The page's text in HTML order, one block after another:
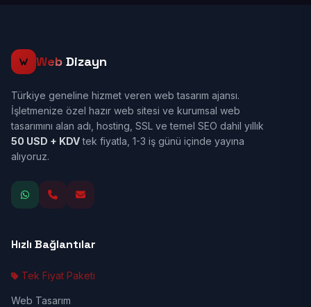
Web Dizayn
Türkiye geneline hizmet veren web tasarım ajansı.
İşletmenize özel hazır web sitesi ve kurumsal web
tasarımını alan adı, hosting, SSL ve temel SEO dahil yıllık
50 USD + KDVtek fiyatla, 1-3 iş günü içinde yayına
alıyoruz.
Hızlı Bağlantılar
Tek Fiyat Paketi
Web Tasarım